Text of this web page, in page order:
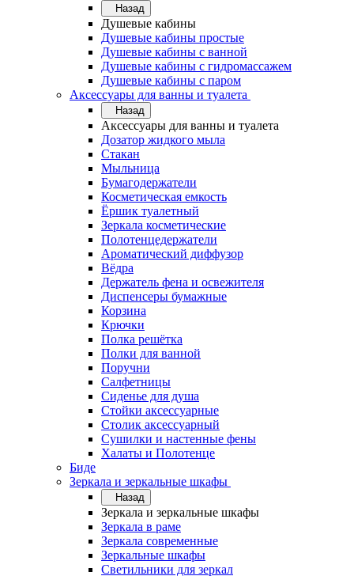
Назад
Душевые кабины
Душевые кабины простые
Душевые кабины с ванной
Душевые кабины с гидромассажем
Душевые кабины с паром
Аксессуары для ванны и туалета
Назад
Аксессуары для ванны и туалета
Дозатор жидкого мыла
Стакан
Мыльница
Бумагодержатели
Косметическая емкость
Ёршик туалетный
Зеркала косметические
Полотенцедержатели
Ароматический диффузор
Вёдра
Держатель фена и освежителя
Диспенсеры бумажные
Корзина
Крючки
Полка решётка
Полки для ванной
Поручни
Салфетницы
Сиденье для душа
Стойки аксессуарные
Столик аксессуарный
Сушилки и настенные фены
Халаты и Полотенце
Биде
Зеркала и зеркальные шкафы
Назад
Зеркала и зеркальные шкафы
Зеркала в раме
Зеркала современные
Зеркальные шкафы
Светильники для зеркал